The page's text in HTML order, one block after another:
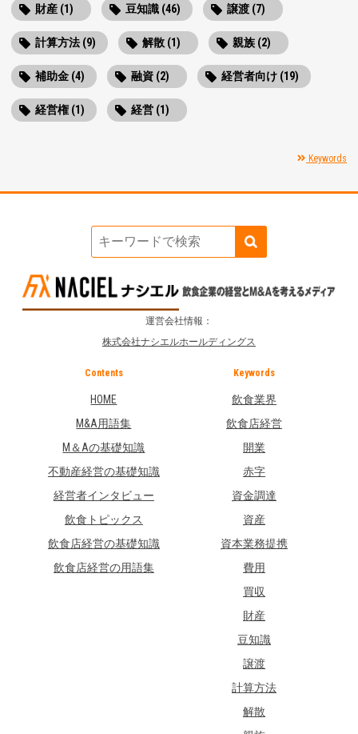
財産 (1) 豆知識 (46) 譲渡 (7)
計算方法 (9) 解散 (1) 親族 (2)
補助金 (4) 融資 (2) 経営者向け (19)
経営権 (1) 経営 (1)
Keywords
運営会社情報：
株式会社ナシエルホールディングス
Contents
HOME
M&A用語集
M＆Aの基礎知識
不動産経営の基礎知識
経営者インタビュー
飲食トピックス
飲食店経営の基礎知識
飲食店経営の用語集
Keywords
飲食業界
飲食店経営
開業
赤字
資金調達
資産
資本業務提携
費用
買収
財産
豆知識
譲渡
計算方法
解散